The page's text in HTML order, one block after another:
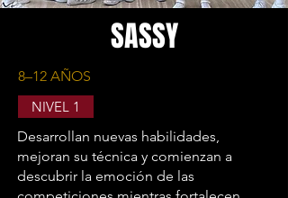
SASSY
8–12 AÑOS
NIVEL 1
Desarrollan nuevas habilidades,
mejoran su técnica y comienzan a
descubrir la emoción de las